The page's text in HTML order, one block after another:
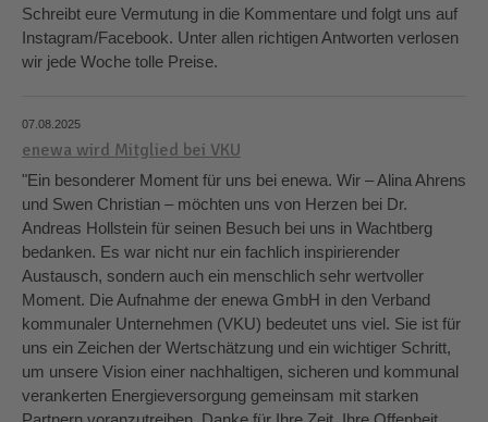
Schreibt eure Vermutung in die Kommentare und folgt uns auf
Instagram/Facebook. Unter allen richtigen Antworten verlosen
wir jede Woche tolle Preise.
07.08.2025
enewa wird Mitglied bei VKU
"Ein besonderer Moment für uns bei enewa. Wir – Alina Ahrens
und Swen Christian – möchten uns von Herzen bei Dr.
Andreas Hollstein für seinen Besuch bei uns in Wachtberg
bedanken. Es war nicht nur ein fachlich inspirierender
Austausch, sondern auch ein menschlich sehr wertvoller
Moment. Die Aufnahme der enewa GmbH in den Verband
kommunaler Unternehmen (VKU) bedeutet uns viel. Sie ist für
uns ein Zeichen der Wertschätzung und ein wichtiger Schritt,
um unsere Vision einer nachhaltigen, sicheren und kommunal
verankerten Energieversorgung gemeinsam mit starken